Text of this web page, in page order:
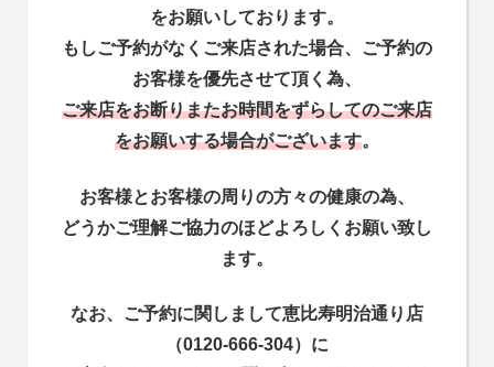
をお願いしております。
もしご予約がなくご来店された場合、ご予約の
お客様を優先させて頂く為、
ご来店をお断りまたお時間をずらしてのご来店
をお願いする場合がございます。
お客様とお客様の周りの方々の健康の為、
どうかご理解ご協力のほどよろしくお願い致し
ます。
なお、ご予約に関しまして恵比寿明治通り店
（0120-666-304）に